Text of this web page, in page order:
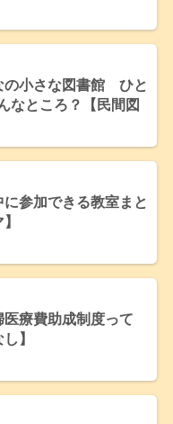
の小さな図書館 ひと
なところ？【民間図
に参加できる教室まと
医療費助成制度って
】